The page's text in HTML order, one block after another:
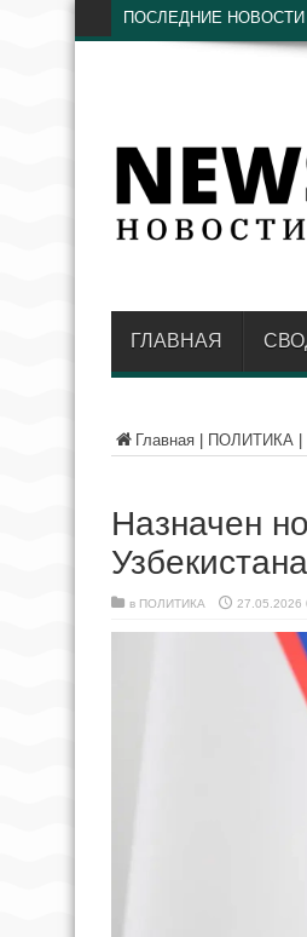
ПОСЛЕДНИЕ НОВОСТИ
ГЛАВНАЯ
Главная ПОЛИТИКА
Назначен
Узбекистана
в ПОЛИТИКА 27.05.2026